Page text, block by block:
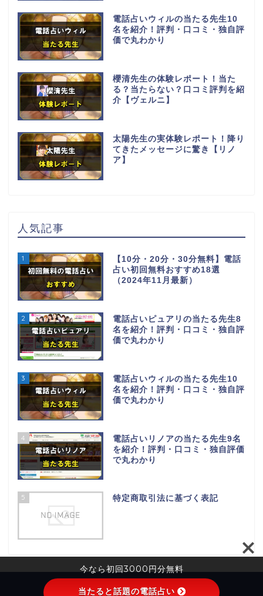
電話占いウィルの当たる先生10
名を紹介！評判・口コミ・独自評
価で丸わかり
櫻清先生の体験レポート！当た
る？当たらない？口コミ評判を紹
介【ヴェルニ】
太陽先生の実体験レポート！降り
てきたメッセージに驚き【リノ
ア】
人気記事
1
【10分・20分・30分無料】電話
占い初回無料おすすめ18選
（2024年11月最新）
2
電話占いピュアリの当たる先生8
名を紹介！評判・口コミ・独自評
価で丸わかり
3
電話占いウィルの当たる先生10
名を紹介！評判・口コミ・独自評
価で丸わかり
4
電話占いリノアの当たる先生9名
を紹介！評判・口コミ・独自評価
で丸わかり
5 特定商取引法に基づく表記
今なら初回3000円分無料
当たると話題の電話占い